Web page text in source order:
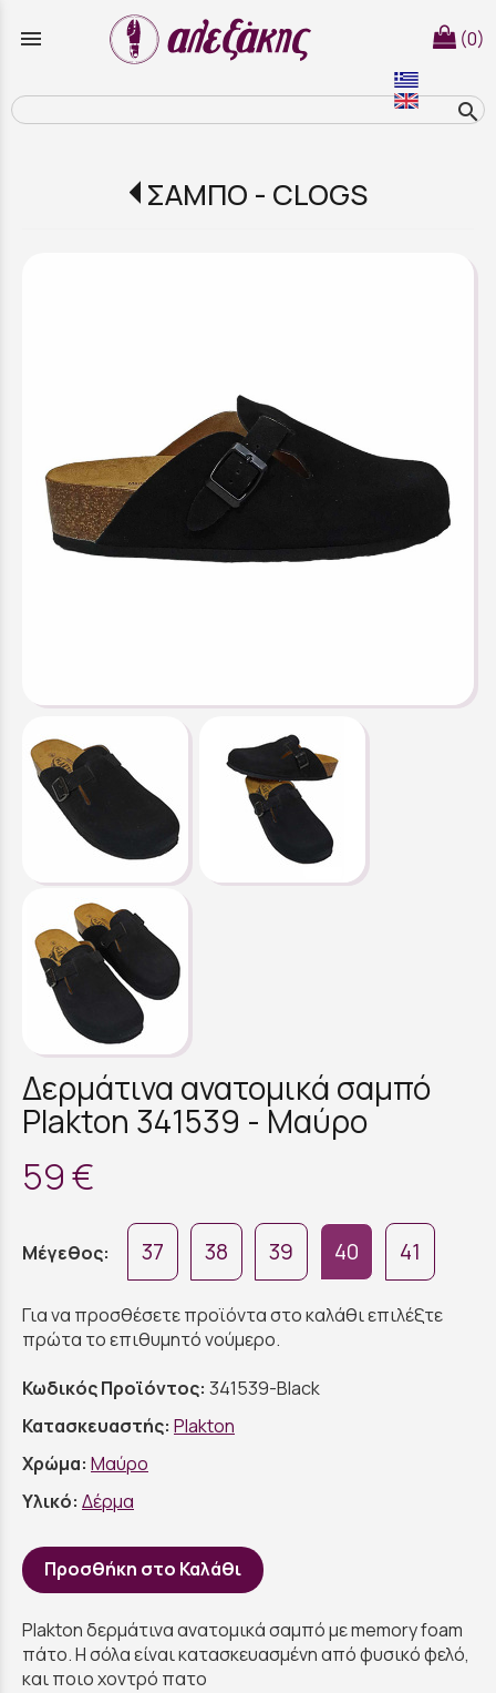
menu (0)
search
ΣΑΜΠΟ - CLOGS
Δερμάτινα ανατομικά σαμπό
Plakton 341539 - Μαύρο
59 €
Μέγεθος: 37 38 39 40 41
Για να προσθέσετε προϊόντα στο καλάθι επιλέξτε
πρώτα το επιθυμητό νούμερο.
Κωδικός Προϊόντος: 341539-Black
Κατασκευαστής: Plakton
Χρώμα: Μαύρο
Υλικό: Δέρμα
Προσθήκη στο Καλάθι
Plakton δερμάτινα ανατομικά σαμπό με memory foam
πάτο. Η σόλα είναι κατασκευασμένη από φυσικό φελό,
και ποιο χοντρό πατο